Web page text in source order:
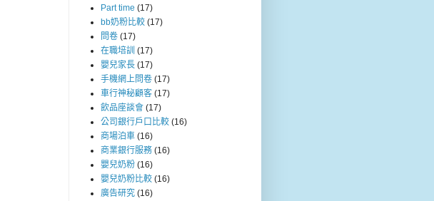
Part time (17)
bb奶粉比較 (17)
問卷 (17)
在職培訓 (17)
嬰兒家長 (17)
手機網上問卷 (17)
車行神秘顧客 (17)
飲品座談會 (17)
公司銀行戶口比較 (16)
商場泊車 (16)
商業銀行服務 (16)
嬰兒奶粉 (16)
嬰兒奶粉比較 (16)
廣告研究 (16)